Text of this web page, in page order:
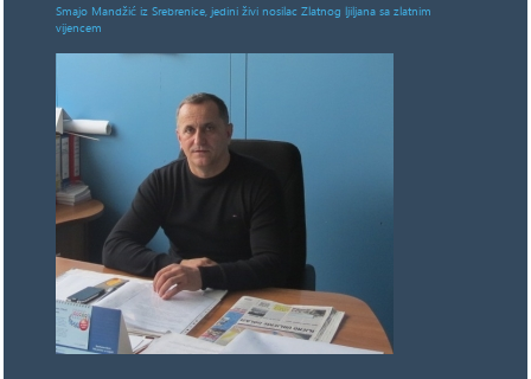
Smajo Mandžić iz Srebrenice, jedini živi nosilac Zlatnog ljiljana sa zlatnim
vijencem